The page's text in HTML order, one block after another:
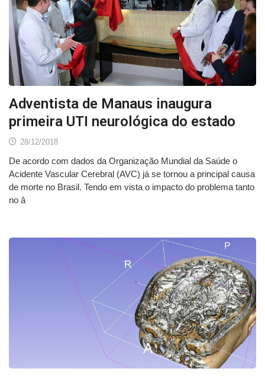
Adventista de Manaus inaugura
primeira UTI neurológica do estado
28/12/2018
De acordo com dados da Organização Mundial da Saúde o
Acidente Vascular Cerebral (AVC) já se tornou a principal causa
de morte no Brasil. Tendo em vista o impacto do problema tanto
no â